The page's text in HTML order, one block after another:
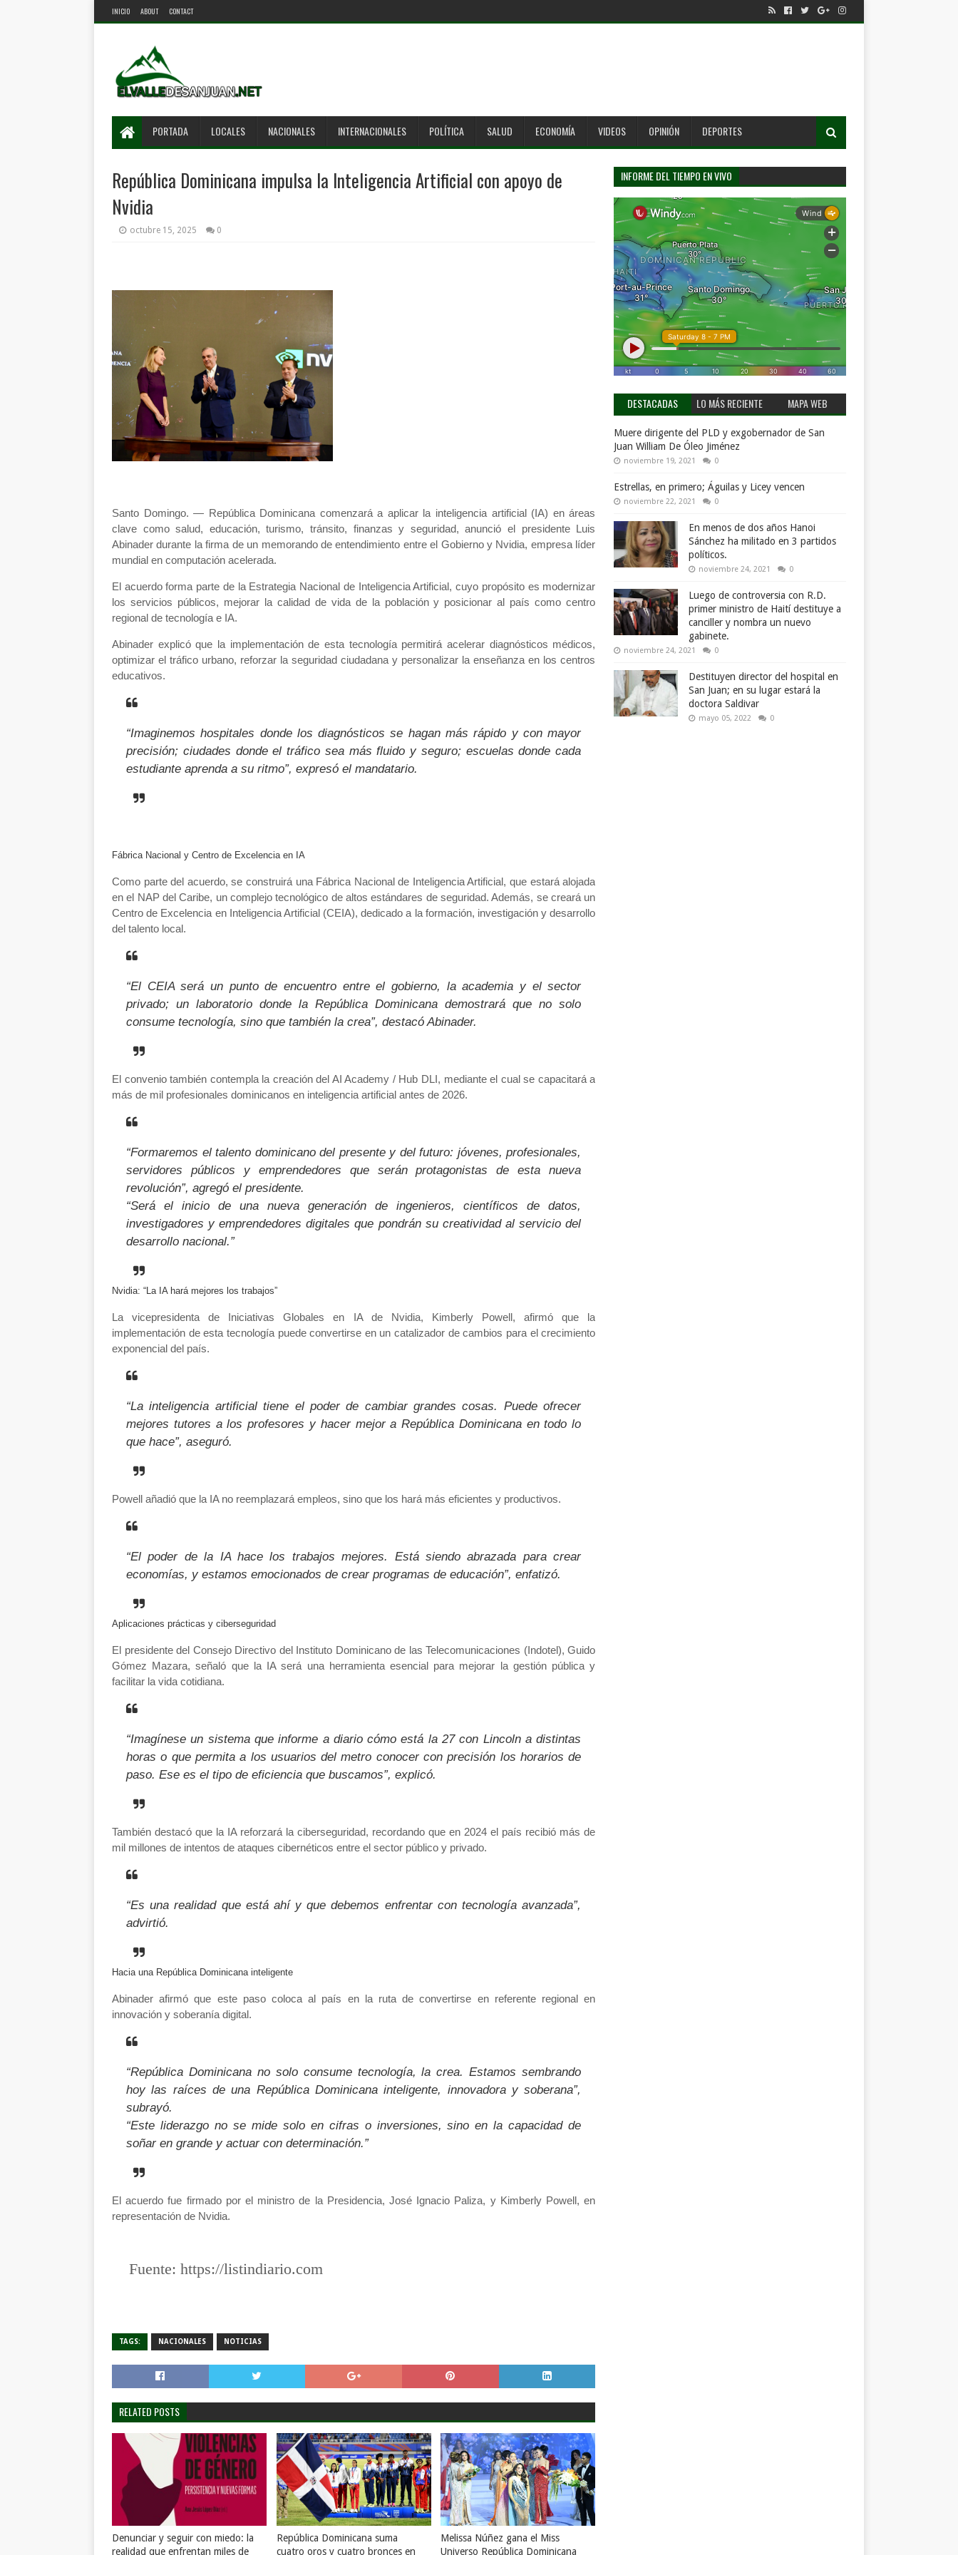
INICIO ABOUT CONTACT
PORTADA LOCALES NACIONALES INTERNACIONALES POLÍTICA SALUD ECONOMÍA VIDEOS OPINIÓN DEPORTES
República Dominicana impulsa la Inteligencia Artificial con apoyo de
Nvidia
octubre 15, 2025 0
Santo Domingo. — República Dominicana comenzará a aplicar la inteligencia artificial (IA) en áreas
clave como salud, educación, turismo, tránsito, finanzas y seguridad, anunció el presidente Luis
Abinader durante la firma de un memorando de entendimiento entre el Gobierno y Nvidia, empresa líder
mundial en computación acelerada.
El acuerdo forma parte de la Estrategia Nacional de Inteligencia Artificial, cuyo propósito es modernizar
los servicios públicos, mejorar la calidad de vida de la población y posicionar al país comocentro
regional de tecnología e IA.
Abinader explicó que la implementación de esta tecnología permitirá acelerar diagnósticos médicos,
optimizar el tráfico urbano, reforzar la seguridad ciudadana y personalizar la enseñanza en los centros
educativos.
“Imaginemos hospitales donde los diagnósticos se hagan más rápido y con mayor
precisión; ciudades donde el tráfico sea más fluido y seguro; escuelas donde cada
estudiante aprenda a su ritmo”, expresó el mandatario.
Fábrica Nacional y Centro de Excelencia en IA
Como parte del acuerdo, se construirá una Fábrica Nacional de Inteligencia Artificial, que estará alojada
en el NAP del Caribe, un complejo tecnológico de altos estándares de seguridad. Además, se creará un
Centro de Excelencia en Inteligencia Artificial (CEIA), dedicado a la formación, investigación y desarrollo
del talento local.
“El CEIA será un punto de encuentro entre el gobierno, la academia y el sector
privado; un laboratorio donde la República Dominicana demostrará que no solo
consume tecnología, sino que también la crea”, destacó Abinader.
El convenio también contempla la creación del AI Academy / Hub DLI, mediante el cual se capacitará a
más de mil profesionales dominicanos en inteligencia artificial antes de 2026.
“Formaremos el talento dominicano del presente y del futuro: jóvenes, profesionales,
servidores públicos y emprendedores que serán protagonistas de esta nueva
revolución”, agregó el presidente.
“Será el inicio de una nueva generación de ingenieros, científicos de datos,
investigadores y emprendedores digitales que pondrán su creatividad al servicio del
desarrollo nacional.”
Nvidia: “La IA hará mejores los trabajos”
La vicepresidenta de Iniciativas Globales en IA de Nvidia, Kimberly Powell, afirmó que la
implementación de esta tecnología puede convertirse en un catalizador de cambios para el crecimiento
exponencial del país.
“La inteligencia artificial tiene el poder de cambiar grandes cosas. Puede ofrecer
mejores tutores a los profesores y hacer mejor a República Dominicana en todo lo
que hace”, aseguró.
Powell añadió que la IA no reemplazará empleos, sino que los hará más eficientes y productivos.
“El poder de la IA hace los trabajos mejores. Está siendo abrazada para crear
economías, y estamos emocionados de crear programas de educación”, enfatizó.
Aplicaciones prácticas y ciberseguridad
El presidente del Consejo Directivo del Instituto Dominicano de las Telecomunicaciones (Indotel),Guido
Gómez Mazara, señaló que la IA será una herramienta esencial para mejorar la gestión pública y
facilitar la vida cotidiana.
“Imagínese un sistema que informe a diario cómo está la 27 con Lincoln a distintas
horas o que permita a los usuarios del metro conocer con precisión los horarios de
paso. Ese es el tipo de eficiencia que buscamos”, explicó.
También destacó que la IA reforzará la ciberseguridad, recordando que en 2024 el país recibió más de
mil millones de intentos de ataques cibernéticos entre el sector público y privado.
“Es una realidad que está ahí y que debemos enfrentar con tecnología avanzada”,
advirtió.
Hacia una República Dominicana inteligente
Abinader afirmó que este paso coloca al país en la ruta de convertirse en referente regional en
innovación y soberanía digital.
“República Dominicana no solo consume tecnología, la crea. Estamos sembrando
hoy las raíces de una República Dominicana inteligente, innovadora y soberana”,
subrayó.
“Este liderazgo no se mide solo en cifras o inversiones, sino en la capacidad de
soñar en grande y actuar con determinación.”
El acuerdo fue firmado por el ministro de la Presidencia, José Ignacio Paliza, y Kimberly Powell, en
representación de Nvidia.
Fuente: https://listindiario.com
TAGS: NACIONALES NOTICIAS
RELATED POSTS
Denunciar y seguir con miedo: la
realidad que enfrentan miles de
República Dominicana suma
cuatro oros y cuatro bronces en
Melissa Núñez gana el Miss
Universo República Dominicana
INFORME DEL TIEMPO EN VIVO
DESTACADAS LO MÁS RECIENTE MAPA WEB
Muere dirigente del PLD y exgobernador de San
Juan William De Óleo Jiménez
noviembre 19, 2021 0
Estrellas, en primero; Águilas y Licey vencen
noviembre 22, 2021 0
En menos de dos años Hanoi
Sánchez ha militado en 3 partidos
políticos.
noviembre 24, 2021 0
Luego de controversia con R.D.
primer ministro de Haití destituye a
canciller y nombra un nuevo
gabinete.
noviembre 24, 2021 0
Destituyen director del hospital en
San Juan; en su lugar estará la
doctora Saldivar
mayo 05, 2022 0